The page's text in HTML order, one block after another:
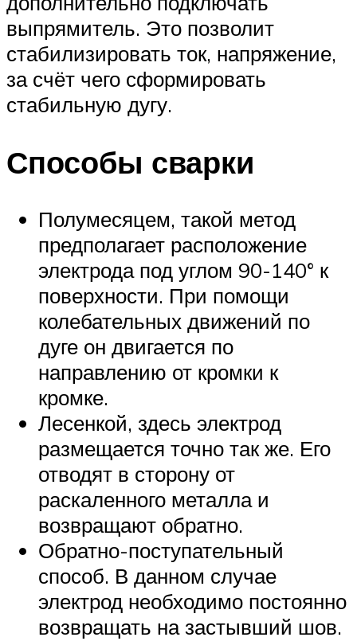
выпрямитель. Это позволит
стабилизировать ток, напряжение,
за счёт чего сформировать
стабильную дугу.
Способы сварки
Полумесяцем, такой метод
предполагает расположение
электрода под углом 90-140° к
поверхности. При помощи
колебательных движений по
дуге он двигается по
направлению от кромки к
кромке.
Лесенкой, здесь электрод
размещается точно так же. Его
отводят в сторону от
раскаленного металла и
возвращают обратно.
Обратно-поступательный
способ. В данном случае
электрод необходимо постоянно
возвращать на застывший шов.